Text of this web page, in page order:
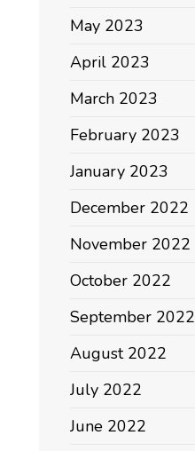
May 2023
April 2023
March 2023
February 2023
January 2023
December 2022
November 2022
October 2022
September 2022
August 2022
July 2022
June 2022